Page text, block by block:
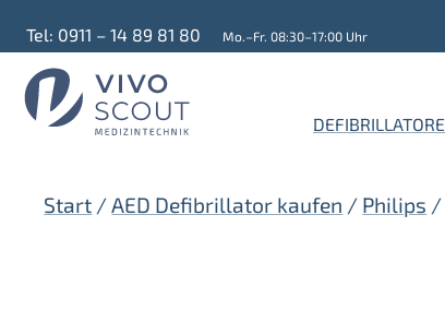
Inhalt
springen
Tel: 0911 – 14 89 81 80 Mo.–Fr. 08:30–17:00 Uhr
Start /AED Defibrillator kaufen / Philips /